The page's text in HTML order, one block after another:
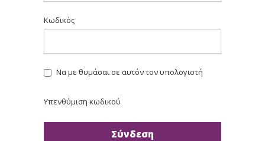
Κωδικός
Να με θυμάσαι σε αυτόν τον υπολογιστή
Υπενθύμιση κωδικού